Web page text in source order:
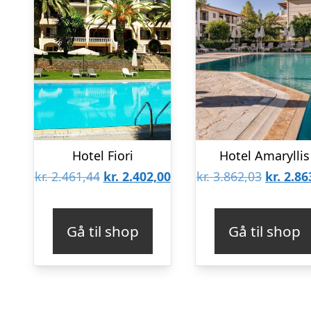
Hotel Fiori
kr.2.461,44 Den
var:
kr. 2.461,44.
kr. 2.402,00Den
kr. 2.402,00.
Gå til shop
Hotel Amaryllis
kr.3.862,03 Den
var:
kr.
kr.
Gå til shop